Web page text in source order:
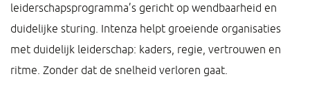
leiderschapsprogramma’s gericht op wendbaarheid en
duidelijke sturing. Intenza helpt groeiende organisaties
met duidelijk leiderschap: kaders, regie, vertrouwen en
ritme. Zonder dat de snelheid verloren gaat.